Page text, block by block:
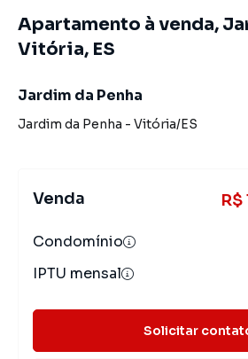
Apartamento à venda,
Vitória, ES
Jardim da Penha
Jardim da Penha - Vitória/ES
Venda
Condomínio
IPTU mensal
Solicitar